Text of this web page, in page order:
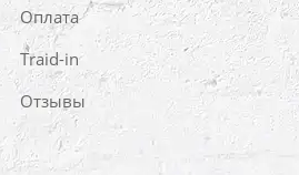
Оплата
Traid-in
Отзывы